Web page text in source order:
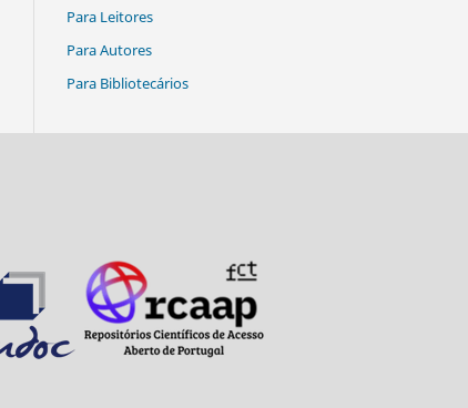
Para Leitores
Para Autores
Para Bibliotecários